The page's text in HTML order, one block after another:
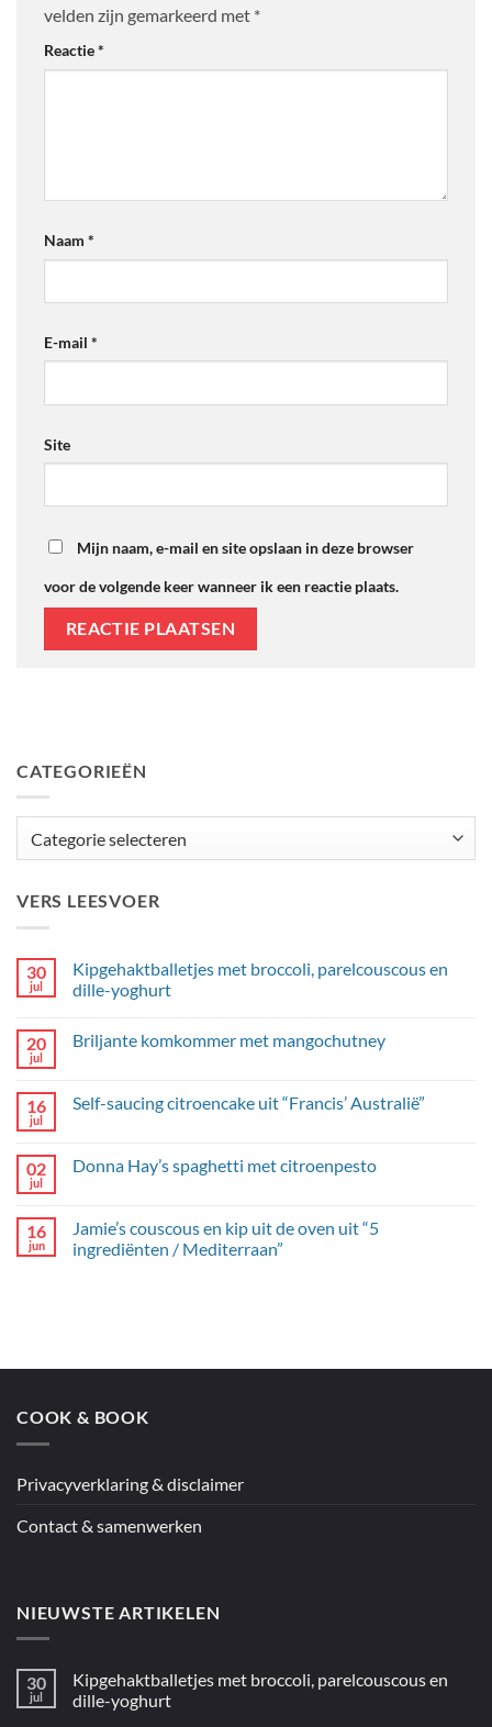
velden zijn gemarkeerd met *
Reactie*
Naam *
E-mail *
Site
Mijn naam, e-mail en site opslaan in deze browser
voor de volgende keer wanneer ik een reactie plaats.
CATEGORIEËN
VERS LEESVOER
30
jul
Kipgehaktballetjes met broccoli, parelcouscous en
dille-yoghurt
op
Kipgehaktballetjes
parelcouscous
en
20
jul
Briljante komkommer met mangochutney
Briljante
16
jul
Self-saucing citroencake uit “Francis’ Australië”
Self-
“Francis’
Australië”
02
jul
Donna Hay’s spaghetti met citroenpesto
Donna
Hay’s
spaghetti
16
jun
Jamie’s couscous en kip uit de oven uit “5
ingrediënten / Mediterraan”
uit
uit
“5
COOK & BOOK
Privacyverklaring & disclaimer
Contact & samenwerken
NIEUWSTE ARTIKELEN
30
jul
Kipgehaktballetjes met broccoli, parelcouscous en
dille-yoghurt